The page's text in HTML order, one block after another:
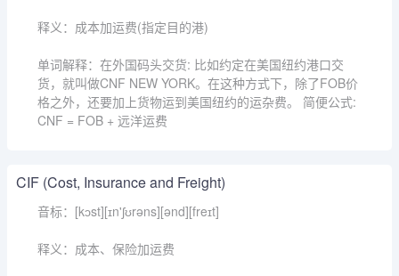
释义：成本加运费(指定目的港)
单词解释：在外国码头交货: 比如约定在美国纽约港口交
货，就叫做CNF NEW YORK。在这种方式下，除了FOB价
格之外，还要加上货物运到美国纽约的运杂费。 简便公式:
CNF = FOB + 远洋运费
CIF (Cost, Insurance and Freight)
音标：[kɔst][ɪn'ʃʊrəns][ənd][freɪt]
释义：成本、保险加运费